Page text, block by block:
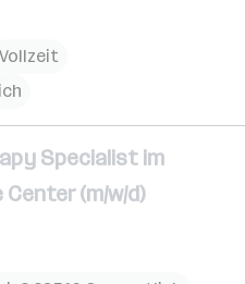
Vollzeit
Specialist im
(m/w/d)